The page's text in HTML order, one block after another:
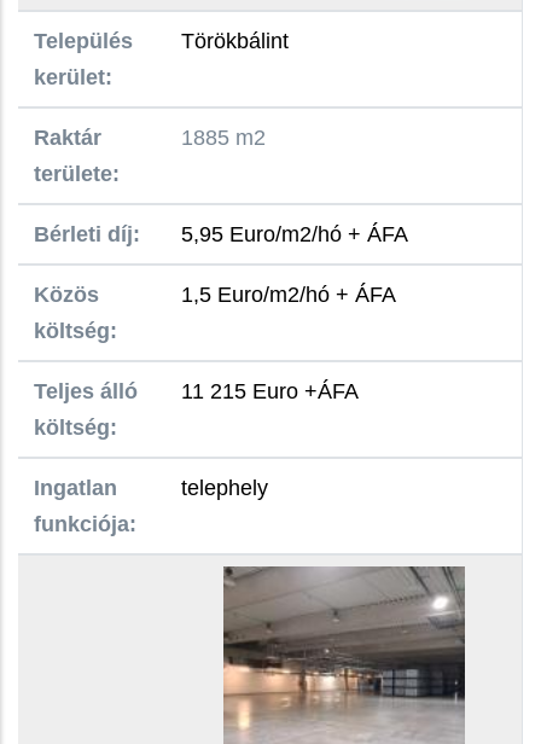
Település
kerület:
Törökbálint
Raktár
területe:
1885 m2
Bérleti díj: 5,95 Euro/m2/hó + ÁFA
Közös
költség:
1,5 Euro/m2/hó + ÁFA
Teljes álló
költség:
11 215 Euro +ÁFA
Ingatlan
funkciója:
telephely